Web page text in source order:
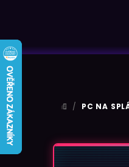
DOMŮ
/ PC NA
PC na